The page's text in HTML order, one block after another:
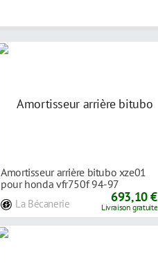
Amortisseur arrière bitubo xze01
pour honda vfr750f 94-97
La Bécanerie 693,10 €
Livraison gratuite